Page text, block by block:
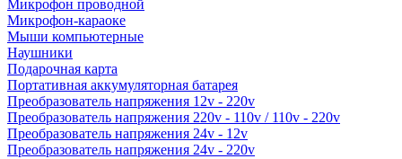
Микрофон проводной
Микрофон-караоке
Мыши компьютерные
Наушники
Подарочная карта
Портативная аккумуляторная батарея
Преобразователь напряжения 12v - 220v
Преобразователь напряжения 220v - 110v / 110v - 220v
Преобразователь напряжения 24v - 12v
Преобразователь напряжения 24v - 220v